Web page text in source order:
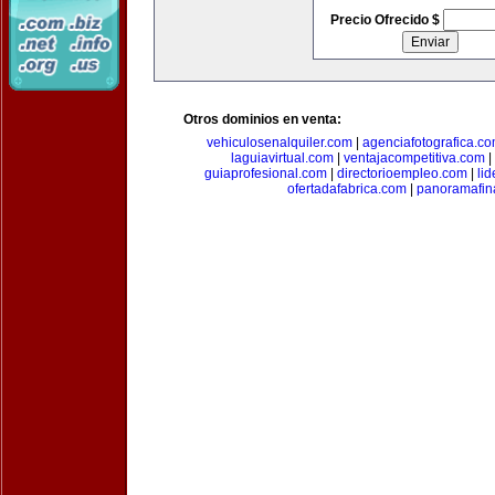
Precio Ofrecido $
Otros dominios en venta:
vehiculosenalquiler.com
laguiavirtual.com
ventajacompetitiva.com
guiaprofesional.com| directorioempleo.com|
ofertadafabrica.com|